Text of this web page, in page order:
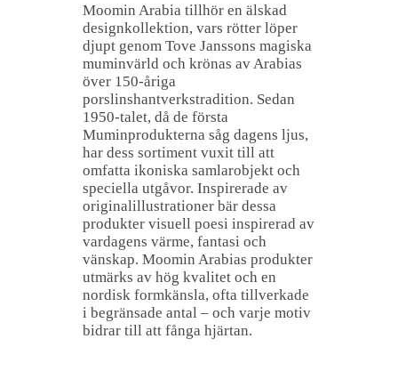
Moomin Arabia tillhör en älskad
designkollektion, vars rötter löper
djupt genom Tove Janssons magiska
muminvärld och krönas av Arabias
över 150-åriga
porslinshantverkstradition. Sedan
1950-talet, då de första
Muminprodukterna såg dagens ljus,
har dess sortiment vuxit till att
omfatta ikoniska samlarobjekt och
speciella utgåvor. Inspirerade av
originalillustrationer bär dessa
produkter visuell poesi inspirerad av
vardagens värme, fantasi och
vänskap. Moomin Arabias produkter
utmärks av hög kvalitet och en
nordisk formkänsla, ofta tillverkade
i begränsade antal – och varje motiv
bidrar till att fånga hjärtan.